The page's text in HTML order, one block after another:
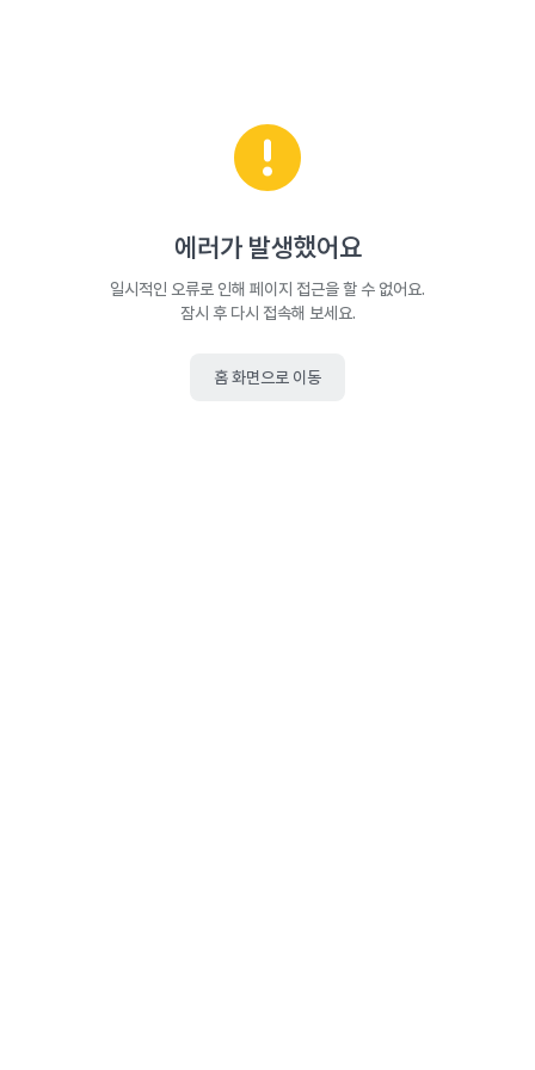
에러가 발생했어요
일시적인 오류로 인해 페이지 접근을 할 수 없어요.
잠시 후 다시 접속해 보세요.
홈 화면으로 이동